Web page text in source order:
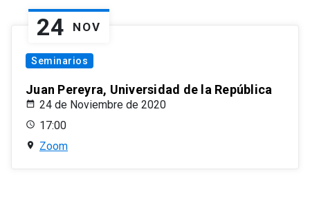
24 NOV
Seminarios
Juan Pereyra, Universidad de la República
24 de Noviembre de 2020
17:00
Zoom